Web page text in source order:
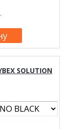
SOLUTION